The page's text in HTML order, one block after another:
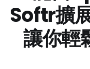
Softr擴
讓你輕